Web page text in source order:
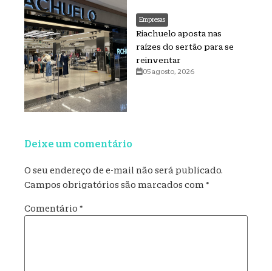
Empresas
Riachuelo aposta nas
raízes do sertão para se
reinventar
05 agosto, 2026
Deixe um comentário
O seu endereço de e-mail não será publicado.
Campos obrigatórios são marcados com *
Comentário *